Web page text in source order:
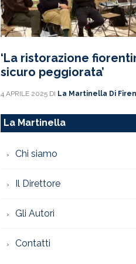
‘La ristorazione
sicuro peggiorata’
4 APRILE 2025 DI La Martinella Di
La Martinella
Chi siamo
Il Direttore
Gli Autori
Contatti